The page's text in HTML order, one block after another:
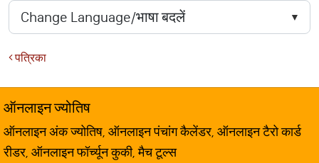
पत्रिका
ऑनलाइन ज्योतिष
ऑनलाइन अंक ज्योतिष, ऑनलाइन पंचांग कैलेंडर, ऑनलाइन टैरो कार्ड
रीडर, ऑनलाइन फॉर्च्यून कुकी, मैच टूल्स